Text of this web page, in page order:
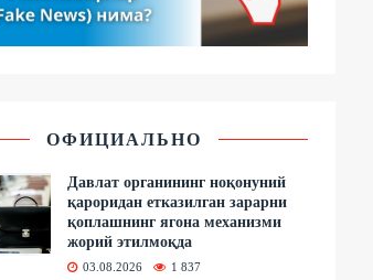
ОФИЦИАЛЬНО
Давлат органининг ноқонуний
қароридан етказилган зарарни
қоплашнинг ягона механизми
жорий этилмоқда
03.08.2026 1 837